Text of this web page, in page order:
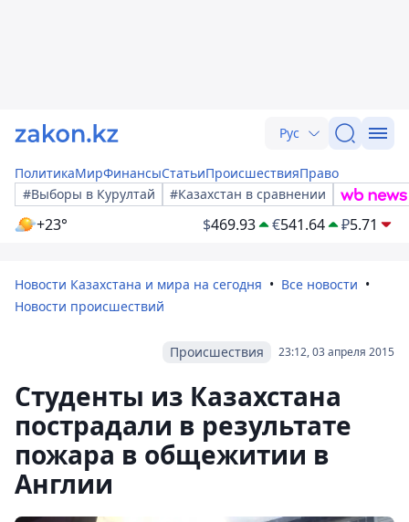
Рус
ПолитикаМирФинансыСтатьиПроисшествияПраво
#Выборы в Курултай
#Казахстан в сравнении
+23° $469.93 €541.64 ₽5.71
Новости Казахстана и мира на сегодня
Все новости
Новости происшествий
23:12, 03 апреля 2015
Происшествия
Студенты из Казахстана
пострадали в результате
пожара в общежитии в
Англии